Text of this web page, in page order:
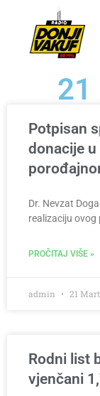
21
Potpisan
donacije
Dr. Nevzat
realizaciju ovog
PROČITAJ VIŠE »
admin 21
Rodni list
vjenčani